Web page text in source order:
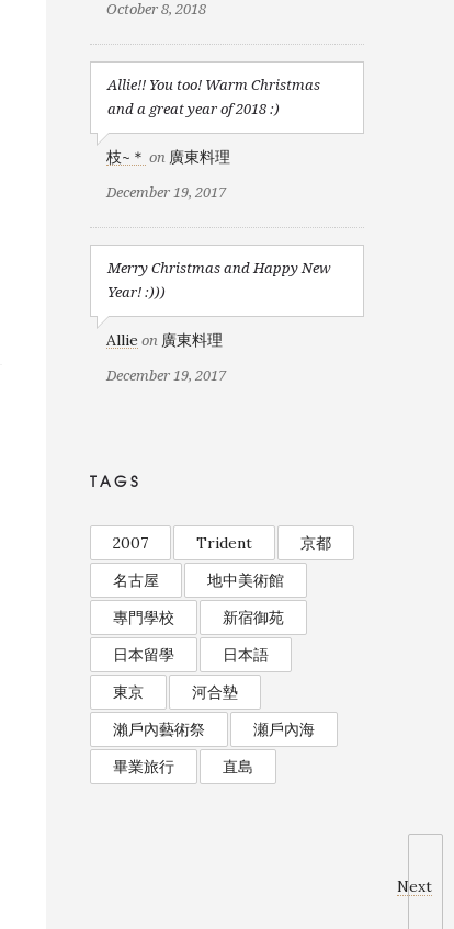
Next
October 8, 2018
Allie!! You too! Warm Christmas
and a great year of 2018 :)
枝~＊ on 廣東料理
December 19, 2017
Merry Christmas and Happy New
Year! :)))
Allie on 廣東料理
December 19, 2017
TAGS
2007 Trident
京都
名古屋
地中美術館
專門學校
新宿御苑
日本留學
日本語
東京
河合墊
瀨戶內藝術祭
瀬戶內海
畢業旅行
直島